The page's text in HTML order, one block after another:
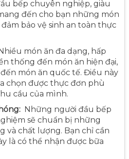
bếp chuyên nghiệp, giàu
đến cho bạn những món
bảo vệ sinh an toàn thực
món ăn đa dạng, hấp
thống đến món ăn hiện đại,
món ăn quốc tế. Điều này
chọn được thực đơn phù
cầu của mình.
Những người đầu bếp
sẽ chuẩn bị những
và chất lượng. Bạn chỉ cần
là có thể nhận được bữa